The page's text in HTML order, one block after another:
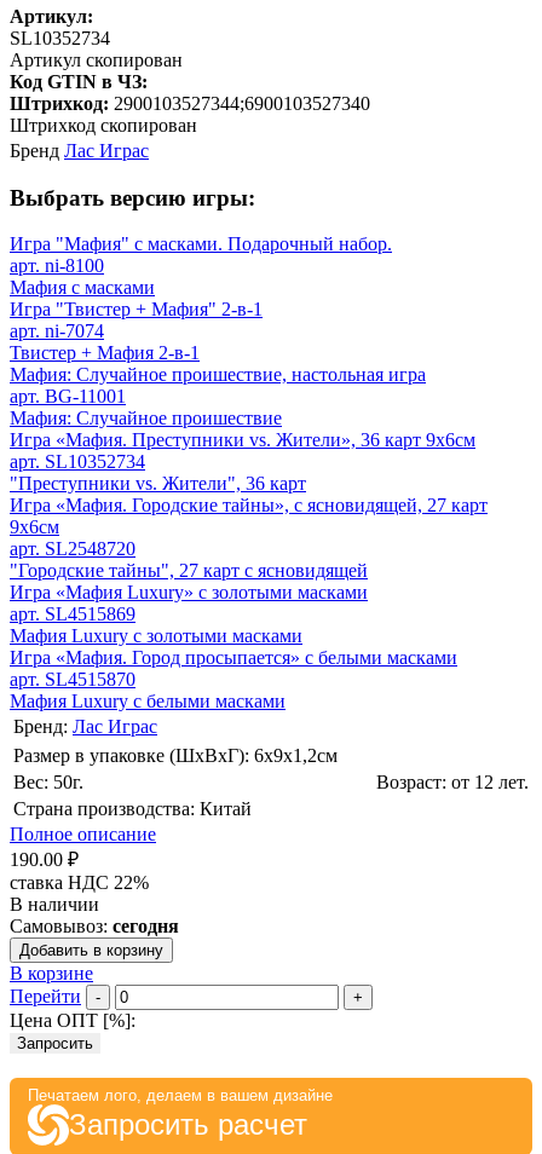
Артикул:
SL10352734
Артикул скопирован
Код GTIN в ЧЗ:
Штрихкод: 2900103527344;6900103527340
Штрихкод скопирован
Бренд Лас Играс
Выбрать версию игры:
Игра "Мафия" с масками. Подарочный набор.
арт. ni-8100
Мафия с масками
Игра "Твистер + Мафия" 2-в-1
арт. ni-7074
Твистер + Мафия 2-в-1
Мафия: Случайное проишествие, настольная игра
арт. BG-11001
Мафия: Случайное проишествие
Игра «Мафия. Преступники vs. Жители», 36 карт 9х6см
арт. SL10352734
"Преступники vs. Жители", 36 карт
Игра «Мафия. Городские тайны», с ясновидящей, 27 карт
9х6см
арт. SL2548720
"Городские тайны", 27 карт с ясновидящей
Игра «Мафия Luxury» с золотыми масками
арт. SL4515869
Мафия Luxury с золотыми масками
Игра «Мафия. Город просыпается» с белыми масками
арт. SL4515870
Мафия Luxury с белыми масками
Бренд: Лас Играс
Размер в упаковке (ШхВxГ): 6х9х1,2cм
Вес: 50г.
Возраст: от 12 лет.
Страна производства: Китай
Полное описание
190.00 ₽
ставка НДС 22%
В наличии
Самовывоз: сегодня
Добавить в корзину
В корзине
Перейти
- +
Цена ОПТ [%]:
Запросить
Печатаем лого, делаем в вашем дизайне
Запросить расчет